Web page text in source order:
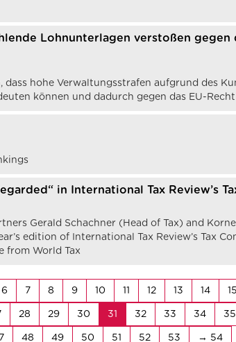
Lohnunterlagen verstoßen gegen
dass hohe Verwaltungsstrafen aufgrund des
können und dadurch gegen das EU-
in International Tax Review’s
Gerald Schachner (Head of Tax) and
edition of International Tax Review’s Tax
from World Tax
6 7 8 9 10 11 12 13 14 15
28 29 30 31 32 33 34 35
48 49 50 51 52 53 54